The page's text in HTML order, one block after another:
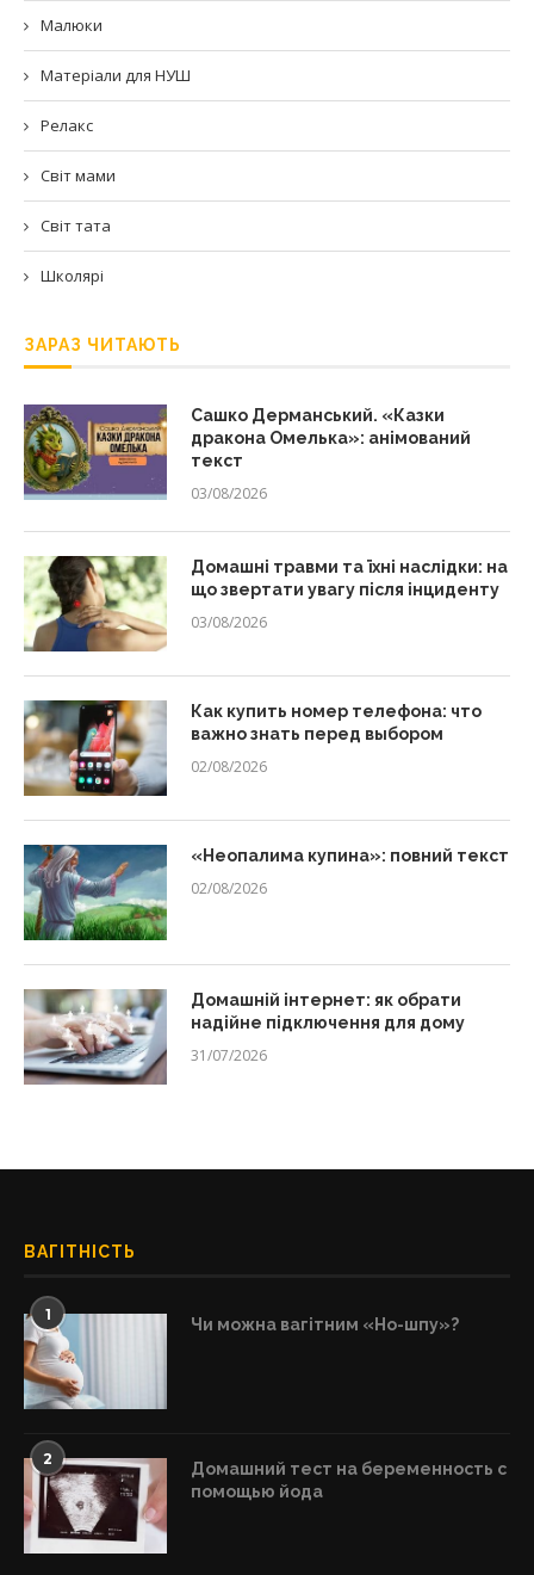
Малюки
Матеріали для НУШ
Релакс
Світ мами
Світ тата
Школярі
ЗАРАЗ ЧИТАЮТЬ
Сашко Дерманський. «Казки
дракона Омелька»: анімований
текст
03/08/2026
Домашні травми та їхні наслідки: на
що звертати увагу після інциденту
03/08/2026
Как купить номер телефона: что
важно знать перед выбором
02/08/2026
«Неопалима купина»: повний текст
02/08/2026
Домашній інтернет: як обрати
надійне підключення для дому
31/07/2026
ВАГІТНІСТЬ
1 Чи можна вагітним «Но-шпу»?
2
Домашний тест на беременность с
помощью йода